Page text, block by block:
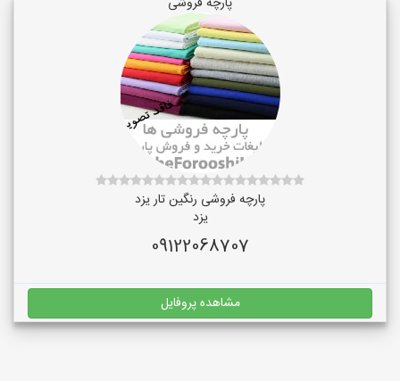
پارچه فروشی رنگین تار یزد
یزد
09122068707
مشاهده پروفایل